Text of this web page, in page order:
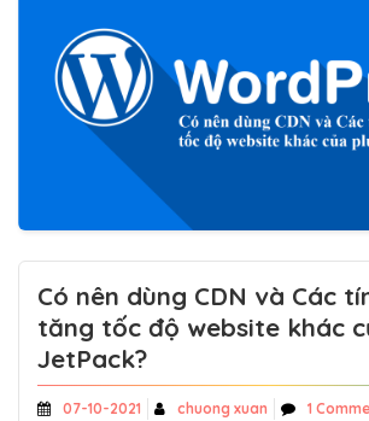
Có nên dùng CDN và Các
tăng tốc độ website khác
JetPack?
07-10-2021 chuong xuan 1